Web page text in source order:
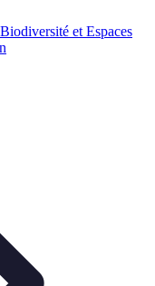
Biodiversité et Espaces